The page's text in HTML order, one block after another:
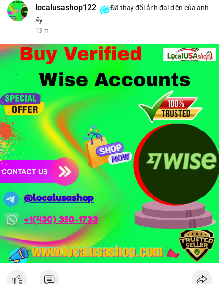
- Quy định & Pháp lý: Thượng viện Mỹ mở giai đoạn đầu bình
chọn Bill Clarity Act, cần 60 phiếu để tiến tới tháng tới. IMF
được dollar hỗ trợ. Tòa án Mỹ cho phép Bybit truy xuất tài sản
1,5 tỷ USD từ vụ hack Triều Tiên.
- Công nghệ & Bảo mật: BTCPay cảnh báo exploit mới trên
LND có thể đánh cắp thông tin đăng nhập Lightning Network,
người dùng cần cập nhật ngay. XRP Ledger đề xuất sửa đổi bảo
mật token hóa tài sản Wall Street trị giá 530 triệu USD.
Nhà đầu tư nên thận trọng với đòn bẩy cao khi Funding Rate
BTC chỉ ở mức 0.0035%. Vùng Fear hiện tại có thể là cơ hội
tích lũy dài hạn nhưng cần chờ xác nhận dòng tiền.
Xem chi tiết các bài viết đầy đủ tại dòng thời gian của Vlike.vn!
#whalealertbtc #clarityact #lightningexploit #bybitlazarus
#xrpledger
localusashop122
Đã thay đổi ảnh đại diện của anh
ấy
13 m